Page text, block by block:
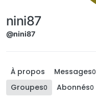
nini87
@nini87
À propos Messages0
Groupes0 Abonnés0